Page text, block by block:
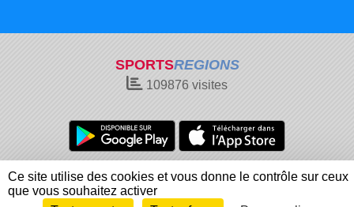
SPORTSREGIONS
109876 visites
Charte cookies
Gestion des cookies
Informations légales
Signaler un contenu inapproprié
Ce site utilise des cookies et vous donne le contrôle sur ceux
que vous souhaitez activer